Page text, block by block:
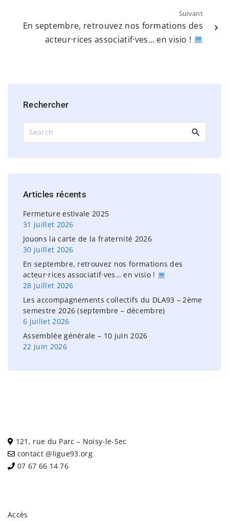
Suivant
En septembre, retrouvez nos formations des
acteur·rices associatif·ves… en visio !
Rechercher
Articles récents
Fermeture estivale 2025
31 juillet 2026
Jouons la carte de la fraternité 2026
30 juillet 2026
En septembre, retrouvez nos formations des
acteur·rices associatif·ves… en visio !
28 juillet 2026
Les accompagnements collectifs du DLA93 – 2ème
semestre 2026 (septembre – décembre)
6 juillet 2026
Assemblée générale – 10 juin 2026
22 juin 2026
121, rue du Parc – Noisy-le-Sec
contact @ligue93.org
07 67 66 14 76
Accès